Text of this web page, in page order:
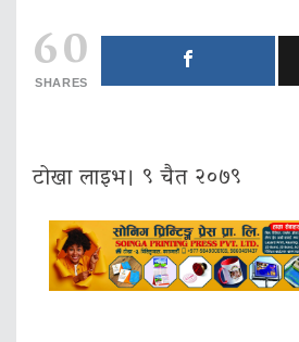
60
SHARES
टोखा लाइभ। ९ चैत २०७९